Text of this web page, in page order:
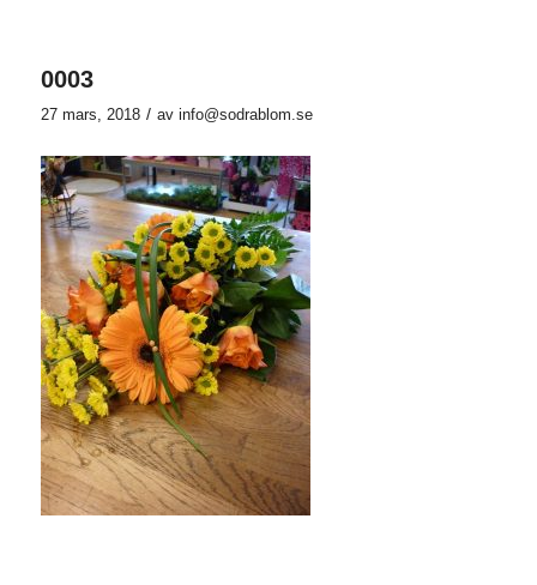
0003
27 mars, 2018 / av info@sodrablom.se